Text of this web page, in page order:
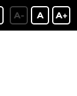
A- A A+